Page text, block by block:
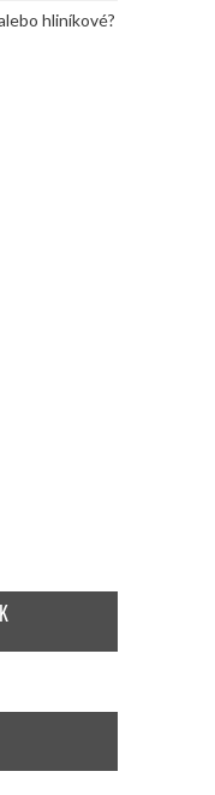
hliníkové?